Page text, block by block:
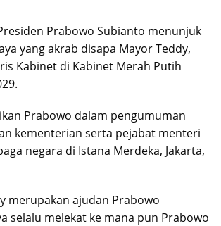
Prabowo Subianto menunjuk
yang akrab disapa Mayor Teddy,
Kabinet di Kabinet Merah Putih
Prabowo dalam pengumuman
kementerian serta pejabat menteri
negara di Istana Merdeka, Jakarta,
merupakan ajudan Prabowo
selalu melekat ke mana pun Prabowo